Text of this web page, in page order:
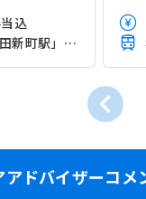
込
ＪＲ東海道本線(熱海－米原)「野田新町駅」（徒歩20分）
アドバイザーコメ